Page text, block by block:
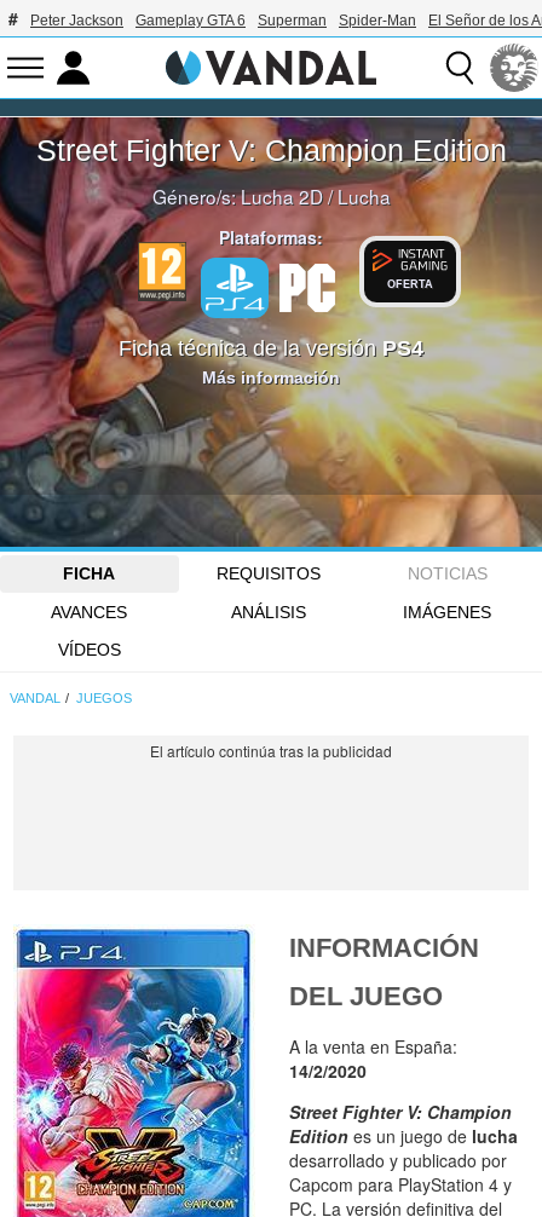
Peter Jackson Gameplay GTA 6 Superman Spider-Man El Señor de los
Street Fighter V: Champion Edition
Género/s:Lucha 2D/Lucha
Plataformas:
OFERTA
Ficha técnica de la versiónPS4
Más información
FICHA REQUISITOS
NOTICIAS
AVANCES
ANÁLISIS
IMÁGENES
VÍDEOS
VANDAL JUEGOS
INFORMACIÓN
DEL JUEGO
A la venta en España:
14/2/2020
Street Fighter V: Champion
Edition es un juego de lucha
desarrollado y publicado por
Capcom para PlayStation 4 y
PC. La versión definitiva del